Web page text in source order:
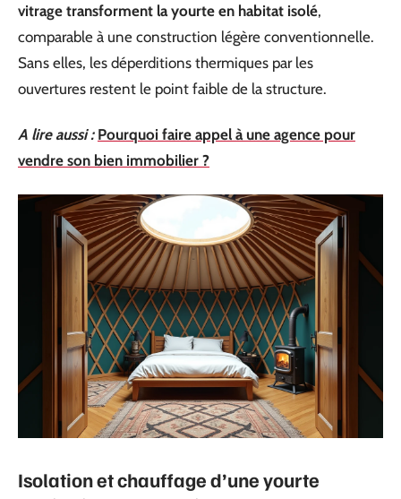
vitrage transforment la yourte en habitat isolé,
comparable à une construction légère conventionnelle.
Sans elles, les déperditions thermiques par les
ouvertures restent le point faible de la structure.
A lire aussi : Pourquoi faire appel à une agence pour
vendre son bien immobilier ?
Isolation et chauffage d’une yourte